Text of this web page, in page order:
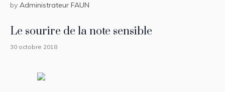
by Administrateur FAUN
Le sourire de la note sensible
30 octobre 2018